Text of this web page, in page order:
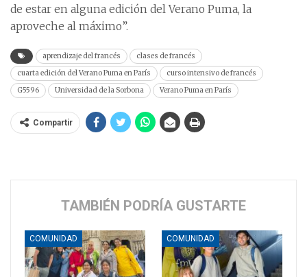
de estar en alguna edición del Verano Puma, la
aproveche al máximo”.
aprendizaje del francés
clases de francés
cuarta edición del Verano Puma en París
curso intensivo de francés
G5596
Universidad de la Sorbona Verano Puma en París
Compartir
TAMBIÉN PODRÍA GUSTARTE
COMUNIDAD COMUNIDAD